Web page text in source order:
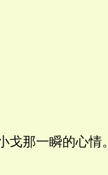
戈那一瞬的心情